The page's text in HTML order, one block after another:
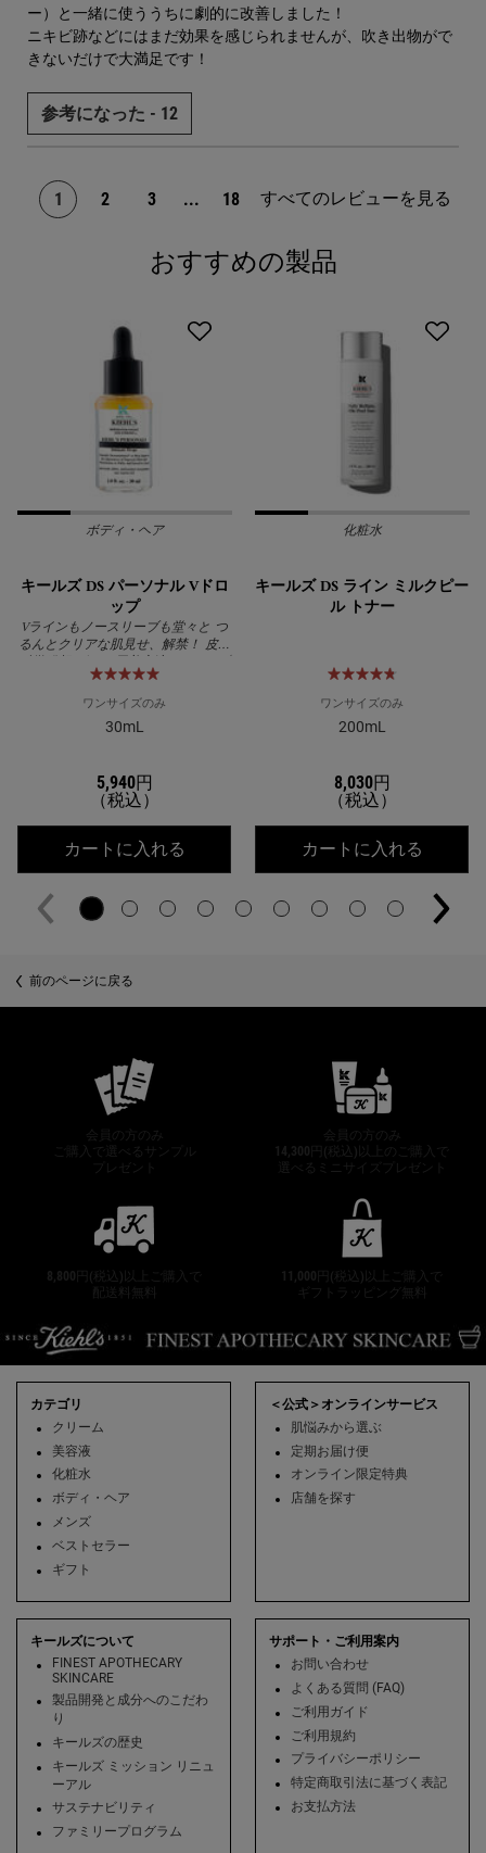
ー）と一緒に使ううちに劇的に改善しました！
ニキビ跡などにはまだ効果を感じられませんが、吹き出物がで
きないだけで大満足です！
参考になった - 12
ページ 1/18。 現在のページ
1 2 3 ... 18 すべてのレビューを見る
おすすめの製品
ボディ・ヘア
キールズ DS パーソナル Vドロ
ップ
Vラインもノースリーブも堂々と つ
るんとクリアな肌見せ、解禁！ 皮膚
科学発想 ボディ用美容液 Vドロップ
ワンサイズのみ
30mL
5,940円
（税込）
カートに入れる キールズ DS パーソナル Vドロップ
化粧水
キールズ DS ライン ミルクピー
ル トナー
ワンサイズのみ
200mL
8,030円
（税込）
カートに入れる
前のページに戻る
会員の方のみ
ご購入で選べるサンプル
会員の方のみ
14,300円(税込)以上のご購入で
選べるミニサイズプレゼント
8,800円(税込)以上ご購入で
11,000円(税込)以上ご購入で
カテゴリ
クリーム
美容液
化粧水
ボディ・ヘア
メンズ
ベストセラー
ギフト
＜公式＞オンラインサービス
肌悩みから選ぶ
定期お届け便
オンライン限定特典
店舗を探す
キールズについて
FINEST APOTHECARY
SKINCARE
製品開発と成分へのこだわ
り
キールズの歴史
キールズ ミッション リニュ
ーアル
サステナビリティ
ファミリープログラム
サポート・ご利用案内
お問い合わせ
よくある質問 (FAQ)
ご利用ガイド
ご利用規約
プライバシーポリシー
特定商取引法に基づく表記
お支払方法